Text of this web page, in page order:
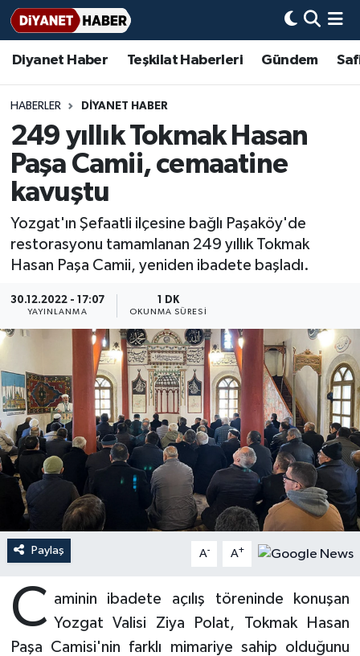
Diyanet Haber Teşkilat Haberleri Gündem
HABERLER DİYANET HABER
249 yıllık Tokmak Hasan
Paşa Camii, cemaatine
kavuştu
Yozgat'ın Şefaatli ilçesine bağlı Paşaköy'de
restorasyonu tamamlanan 249 yıllık Tokmak
Hasan Paşa Camii, yeniden ibadete başladı.
30.12.2022 - 17:07
YAYINLANMA
1 DK
OKUNMA SÜRESI
Paylaş A- A+
C aminin ibadete açılış töreninde konuşan
Yozgat Valisi Ziya Polat, Tokmak Hasan
Paşa Camisi'nin farklı mimariye sahip olduğunu
Diyanet Haber
Teşkilat Haberleri
Adana Müftülüğü
Adıyaman Müftülüğü
Afyonkarahisar Müftülüğü
Ağrı Müftülüğü
Aksaray Müftülüğü
Amasya Müftülüğü
Ankara Müftülüğü
Antalya Müftülüğü
Ardahan Müftülüğü
Artvin Müftülüğü
Aydın Müftülüğü
Balıkesir Müftülüğü
Bartın Müftülüğü
Batman Müftülüğü
Bayburt Müftülüğü
Gündem
#Keşfet
Bir Ayet
Bir Hikaye
Biyografiler
Dini kavramlar
Diyanet Bilgi
Diyanet Takvimi
Dualar
Hadislerle İslam
Kudüs
Kurban
Mukabele
Peygamberimizin Hayatı
Ramazan
Sahabeler
Zekat
Basında Bugün
DİYANET eKİTAP
Diyanet Dergi
Aile Dergisi
Aylık Dergi
Hutbeler
DİYANET AKADEMİ
DİYANET GENÇLİK
DİYANET RADYO/TV
DEPREM
Dünya
Eğitim
İmam Hatip Okulları
Başmakale
Hadis-i Şerifler
Hayat Okumaları
Nöbetçi Eczaneler
Hava Durumu
Ankara Namaz Vakitleri
Trafik Durumu
Süper Lig Puan Durumu ve Fikstür
Tüm Manşetler
Son Dakika Haberleri
Haber Arşivi